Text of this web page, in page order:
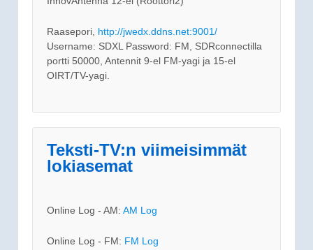
Raasepori, http://jwedx.ddns.net:9001/
Username: SDXL Password: FM, SDRconnectilla
portti 50000, Antennit 9-el FM-yagi ja 15-el
OIRT/TV-yagi.
Teksti-TV:n viimeisimmät
lokiasemat
Online Log - AM: AM Log
Online Log - FM: FM Log